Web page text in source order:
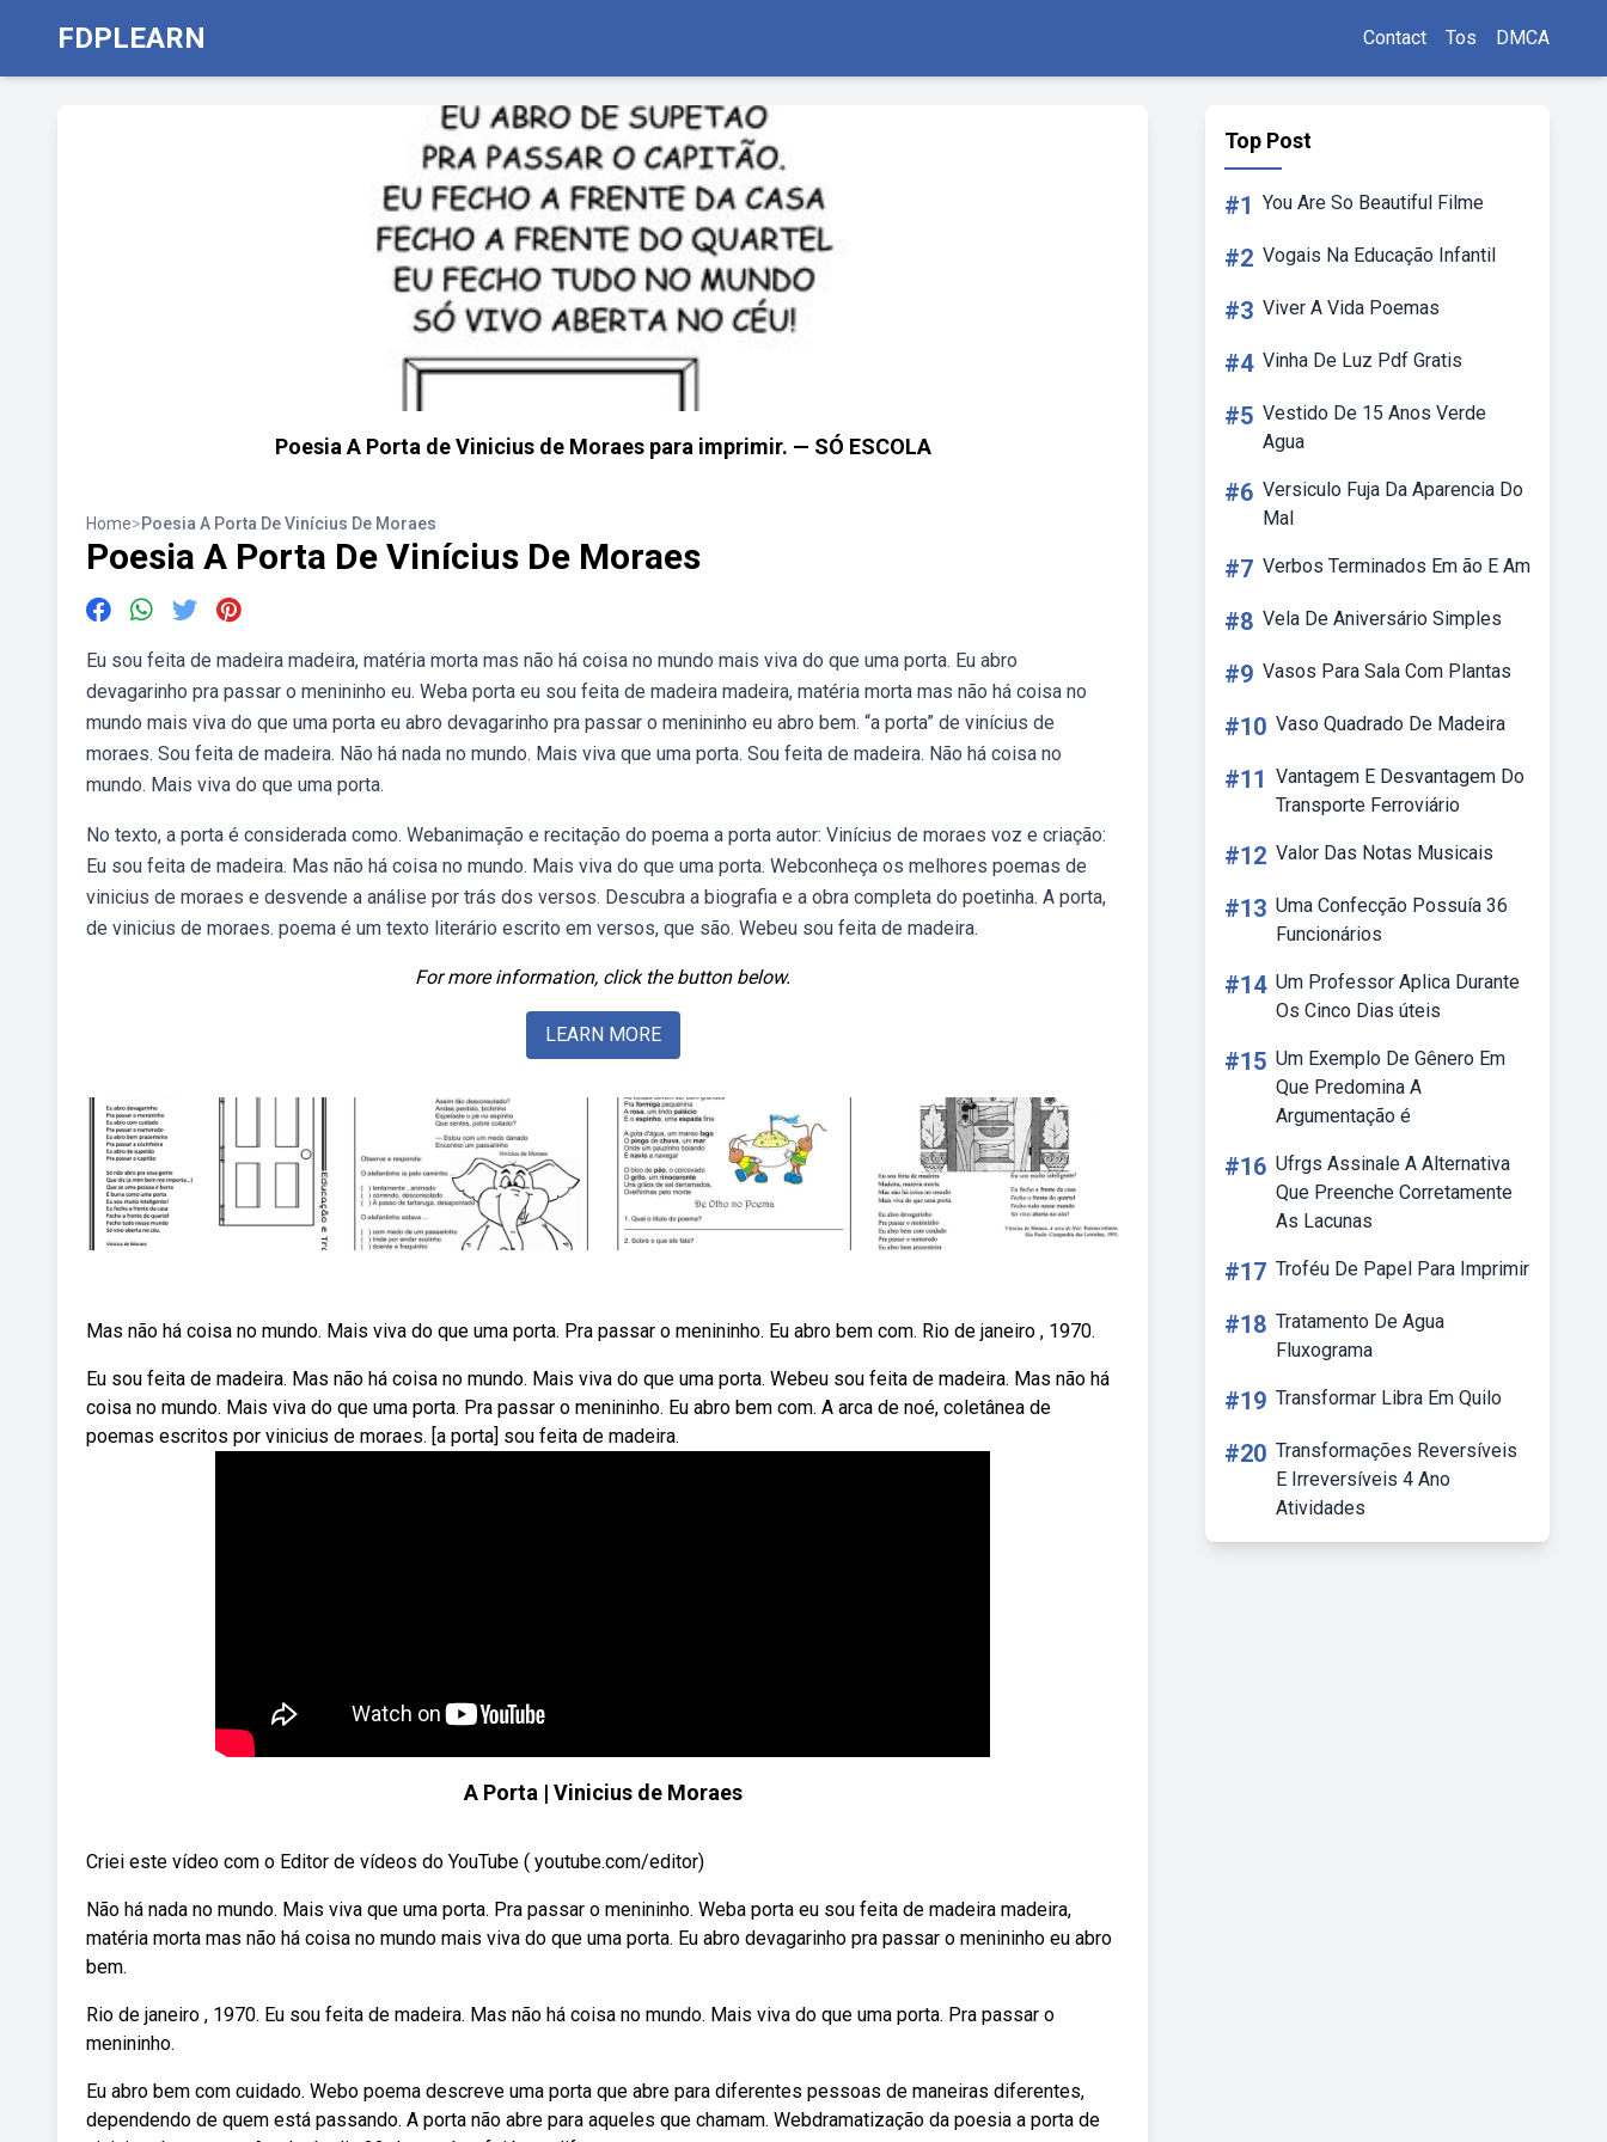
FDPLEARN Contact Tos DMCA
Poesia A Porta de Vinicius de Moraes para imprimir. — SÓ ESCOLA
Home>Poesia A Porta De Vinícius De Moraes
Poesia A Porta De Vinícius De Moraes
Eu sou feita de madeira madeira, matéria morta mas não há coisa no mundo mais viva do que uma porta. Eu abro
devagarinho pra passar o menininho eu. Weba porta eu sou feita de madeira madeira, matéria morta mas não há coisa no
mundo mais viva do que uma porta eu abro devagarinho pra passar o menininho eu abro bem. “a porta” de vinícius de
moraes. Sou feita de madeira. Não há nada no mundo. Mais viva que uma porta. Sou feita de madeira. Não há coisa no
mundo. Mais viva do que uma porta.
No texto, a porta é considerada como. Webanimação e recitação do poema a porta autor: Vinícius de moraes voz e criação:
Eu sou feita de madeira. Mas não há coisa no mundo. Mais viva do que uma porta. Webconheça os melhores poemas de
vinicius de moraes e desvende a análise por trás dos versos. Descubra a biografia e a obra completa do poetinha. A porta,
de vinicius de moraes. poema é um texto literário escrito em versos, que são. Webeu sou feita de madeira.
For more information, click the button below.
LEARN MORE
Mas não há coisa no mundo. Mais viva do que uma porta. Pra passar o menininho. Eu abro bem com. Rio de janeiro , 1970.
Eu sou feita de madeira. Mas não há coisa no mundo. Mais viva do que uma porta. Webeu sou feita de madeira. Mas não há
coisa no mundo. Mais viva do que uma porta. Pra passar o menininho. Eu abro bem com. A arca de noé, coletânea de
poemas escritos por vinicius de moraes. [a porta] sou feita de madeira.
A Porta | Vinicius de Moraes
Criei este vídeo com o Editor de vídeos do YouTube ( youtube.com/editor)
Não há nada no mundo. Mais viva que uma porta. Pra passar o menininho. Weba porta eu sou feita de madeira madeira,
matéria morta mas não há coisa no mundo mais viva do que uma porta. Eu abro devagarinho pra passar o menininho eu abro
bem.
Rio de janeiro , 1970. Eu sou feita de madeira. Mas não há coisa no mundo. Mais viva do que uma porta. Pra passar o
menininho.
Eu abro bem com cuidado. Webo poema descreve uma porta que abre para diferentes pessoas de maneiras diferentes,
dependendo de quem está passando. A porta não abre para aqueles que chamam. Webdramatização da poesia a porta de
Top Post
#1 You Are So Beautiful Filme
#2 Vogais Na Educação Infantil
#3 Viver A Vida Poemas
#4 Vinha De Luz Pdf Gratis
#5 Vestido De 15 Anos Verde
Agua
#6 Versiculo Fuja Da Aparencia Do
Mal
#7 Verbos Terminados Em ão E Am
#8 Vela De Aniversário Simples
#9 Vasos Para Sala Com Plantas
#10 Vaso Quadrado De Madeira
#11 Vantagem E Desvantagem Do
Transporte Ferroviário
#12 Valor Das Notas Musicais
#13 Uma Confecção Possuía 36
Funcionários
#14 Um Professor Aplica Durante
Os Cinco Dias úteis
#15 Um Exemplo De Gênero Em
Que Predomina A
Argumentação é
#16 Ufrgs Assinale A Alternativa
Que Preenche Corretamente
As Lacunas
#17 Troféu De Papel Para Imprimir
#18 Tratamento De Agua
Fluxograma
#19 Transformar Libra Em Quilo
#20 Transformações Reversíveis
E Irreversíveis 4 Ano
Atividades